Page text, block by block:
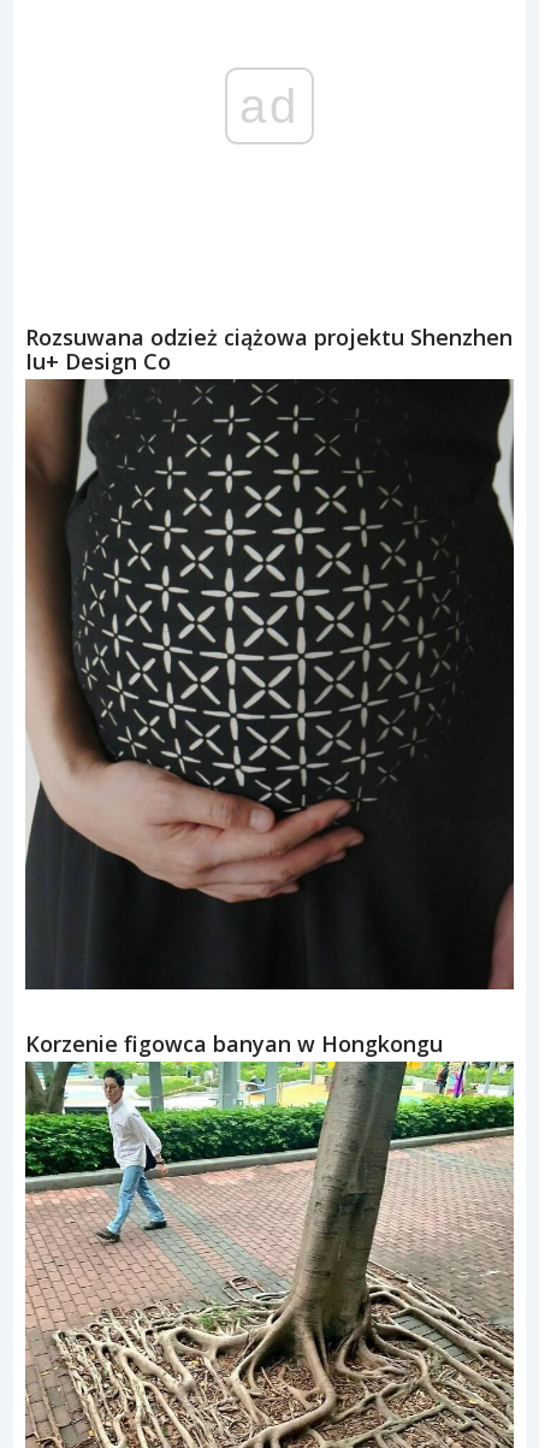
ad
Rozsuwana odzież ciążowa projektu Shenzhen
Iu+ Design Co
Korzenie figowca banyan w Hongkongu